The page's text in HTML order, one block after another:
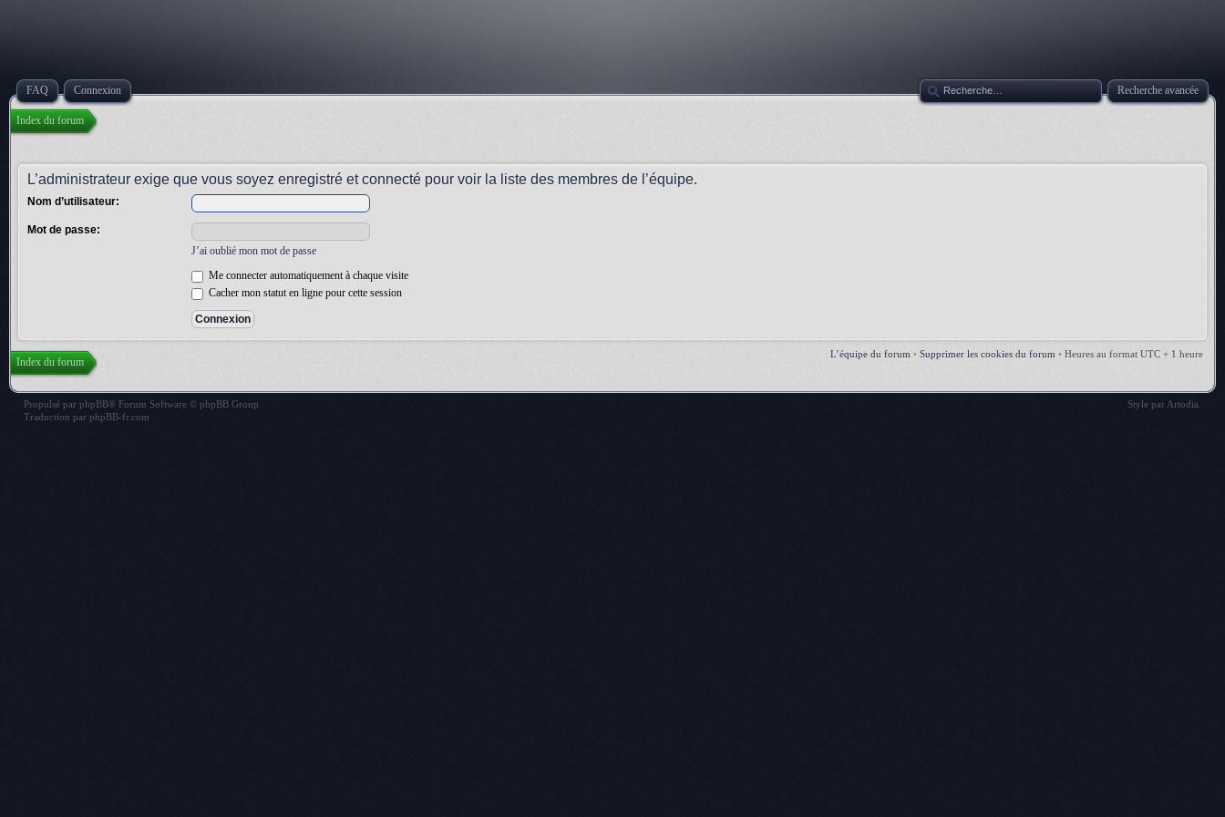
FAQ Connexion Recherche avancée
Index du forum
L’administrateur exige que vous soyez enregistré et connecté pour voir la liste des membres de l’équipe.
Nom d’utilisateur:
Mot de passe:
J’ai oublié mon mot de passe
Me connecter automatiquement à chaque visite
Cacher mon statut en ligne pour cette session
L’équipe du forum • Supprimer les cookies du forum • Heures au format UTC + 1 heure
Index du forum
Propulsé par phpBB® Forum Software © phpBB Group
Traduction par phpBB-fr.com
Style par Artodia